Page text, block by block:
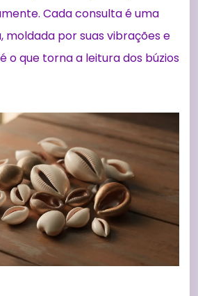
Cada consulta é uma
moldada por suas vibrações e
o que torna a leitura dos búzios